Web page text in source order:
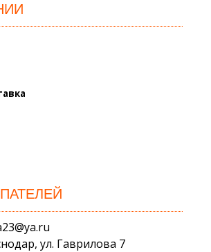
ул. Гаврилова 7